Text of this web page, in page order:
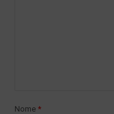
Nome *